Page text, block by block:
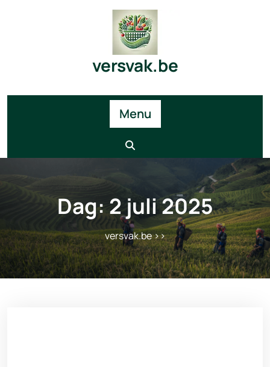
versvak.be
Menu
Dag:2 juli 2025
versvak.be>>